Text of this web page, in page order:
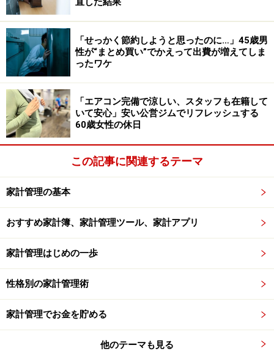
遺伝子組み換え不使用の食材を選んでくれているので、
安心して買い物できます。
ゴミが減る
食品トレー、紙のカタログ、牛乳パック、卵パックを配
家にたまりませんし、持っていく手間も省けます。調味
料、牛乳、ジャムなどは繰り返し使えるリユース瓶を使
っている生協もあり、洗って次の配送の時に返せます。
ダンボール箱ではなく、専用の容器に入れて届けてくれ
て、翌週の配達時に回収してくれるので、潰してゴミに
出す必要がありません。また、冷蔵や冷凍品には、ドラ
管理されているので、保冷剤もたまりません。
「せっかく節約しようと思ったのに…」45歳男
性が“まとめ買い”でかえって出費が増えてしま
ったワケ
「エアコン完備で涼しい、スタッフも在籍して
いて安心」安い公営ジムでリフレッシュする
60歳女性の休日
この記事に関連するテーマ
家計管理の基本
おすすめ家計簿、家計管理ツール、家計アプリ
家計管理はじめの一歩
性格別の家計管理術
家計管理でお金を貯める
他のテーマも見る